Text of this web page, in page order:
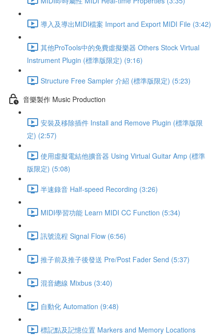
導入及導出MIDI檔案 Import and Export MIDI File (3:42)
其他ProTools中的免費虛擬樂器 Others Stock Virtual
Instrument Plugin (標準版限定) (9:16)
Structure Free Sampler 介紹 (標準版限定) (5:23)
音樂製作 Music Production
安裝及移除插件 Install and Remove Plugin (標準版限
定) (2:57)
使用虛擬電結他擴音器 Using Virtual Guitar Amp (標準
版限定) (5:08)
半速錄音 Half-speed Recording (3:26)
MIDI學習功能 Learn MIDI CC Function (5:34)
訊號流程 Signal Flow (6:56)
推子前及推子後發送 Pre/Post Fader Send (5:37)
混音總線 Mixbus (3:40)
自動化 Automation (9:48)
標記點及記憶位置 Markers and Memory Locations